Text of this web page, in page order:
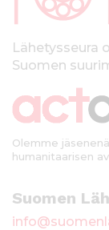
kLähetysseura
Suomen
Olemme
humanitaarisen
Suomen